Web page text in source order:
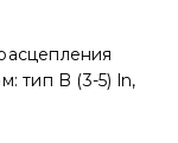
тип B (3-5) ln,